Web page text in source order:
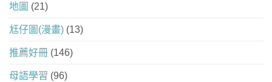
地圖 (21)
尪仔圖(漫畫) (13)
推薦好冊 (146)
母語學習 (96)